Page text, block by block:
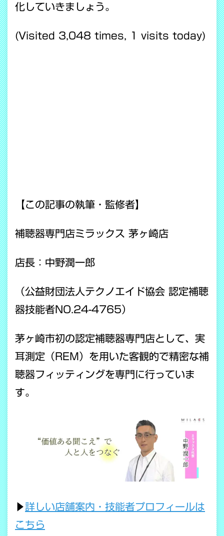
化していきましょう。
(Visited 3,048 times, 1 visits today)
【この記事の執筆・監修者】
補聴器専門店ミラックス 茅ヶ崎店
店長：中野潤一郎
（公益財団法人テクノエイド協会 認定補聴
器技能者NO.24-4765）
茅ヶ崎市初の認定補聴器専門店として、実
耳測定（REM）を用いた客観的で精密な補
聴器フィッティングを専門に行っていま
す。
▶詳しい店舗案内・技能者プロフィールは
こちら